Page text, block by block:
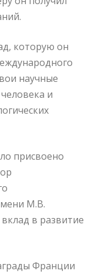
которую он
научные
и
присвоено
М.В.
в развитие
Франции